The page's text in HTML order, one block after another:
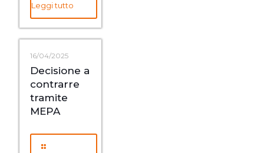
Leggi tutto
16/04/2025
Decisione a
contrarre
tramite
MEPA